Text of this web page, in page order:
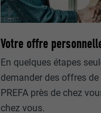
Votre offre
En quelques étapes
demander des offres
PREFA près de chez
chez vous.
cookies. Ne
« Suivez-